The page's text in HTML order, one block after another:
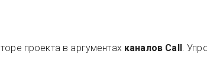
проекта в аргументах каналов Call.